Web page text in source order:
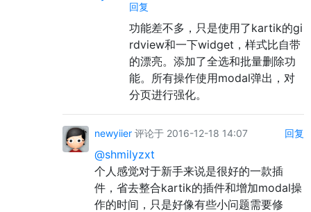
回复
功能差不多，只是使用了kartik的gi
rdview和一下widget，样式比自带
的漂亮。添加了全选和批量删除功
能。所有操作使用modal弹出，对
分页进行强化。
newyiier 评论于 2016-12-18 14:07 回复
@shmilyzxt
个人感觉对于新手来说是很好的一款插
件，省去整合kartik的插件和增加modal操
作的时间，只是好像有些小问题需要修